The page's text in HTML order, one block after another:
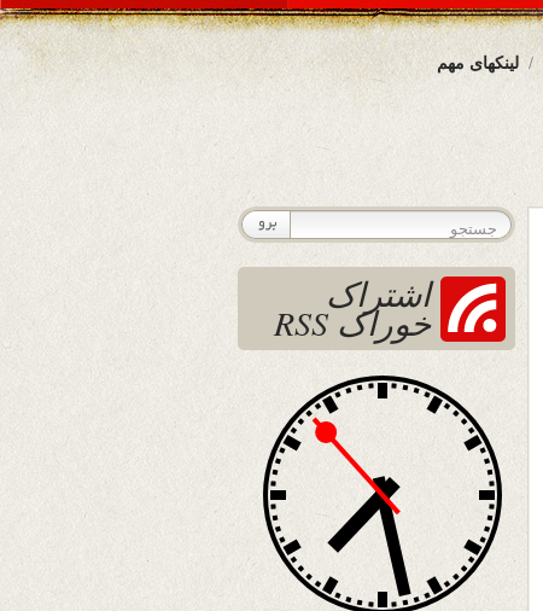
لینکهای مهم
اشتراک
خوراک RSS